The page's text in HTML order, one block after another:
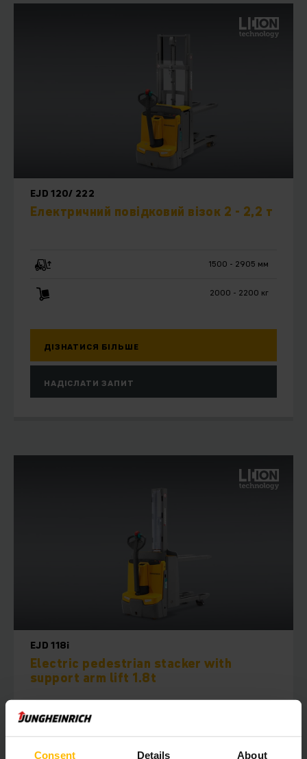
Consent Details About
EJD 120/ 222
Електричний повідковий візок 2 - 2,2 т
1500 - 2905 мм
2000 - 2200 кг
ДІЗНАТИСЯ БІЛЬШЕ
НАДІСЛАТИ ЗАПИТ
EJD 118i
Electric pedestrian stacker with
support arm lift 1.8t